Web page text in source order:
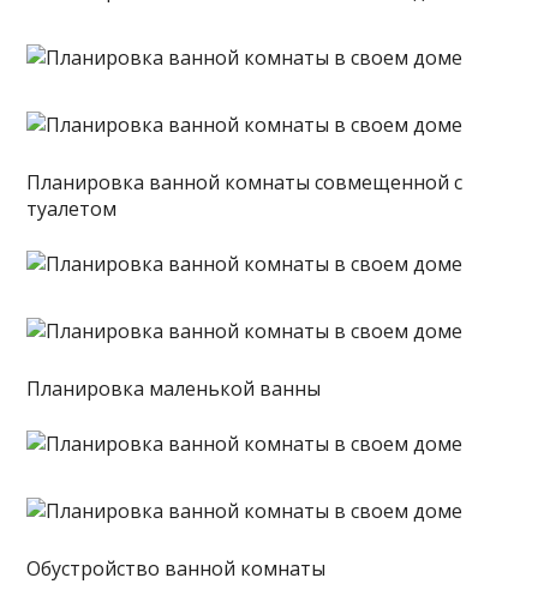
Планировка ванной комнаты совмещенной с
туалетом
Планировка маленькой ванны
Обустройство ванной комнаты